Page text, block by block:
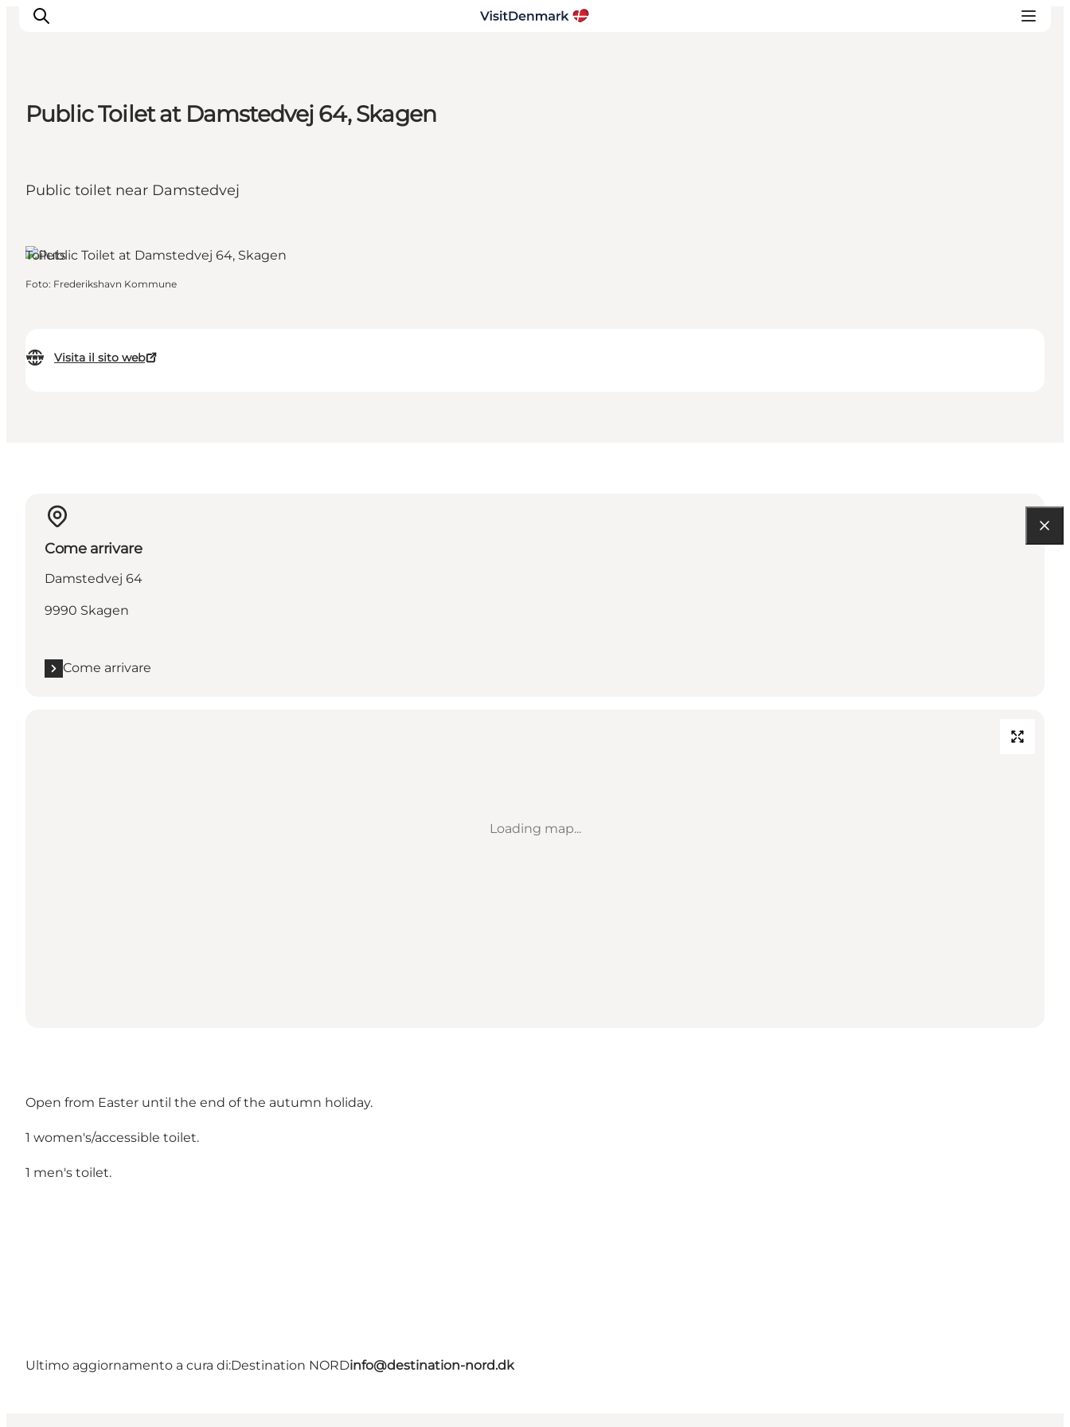
Cosa fare
Public Toilet at Damstedvej 64, Skagen
Public toilet near Damstedvej
Visita il sito web
Toilets
Foto: Frederikshavn Kommune
Come arrivare
Damstedvej 64
9990 Skagen
Come arrivare
Loading map...
Open from Easter until the end of the autumn holiday.
1 women's/accessible toilet.
1 men's toilet.
Ultimo aggiornamento a cura di:Destination NORDinfo@destination-nord.dk